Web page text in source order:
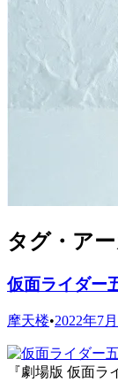
タグ・ア
仮面ライダー
摩天楼•2022年7
『劇場版 仮面